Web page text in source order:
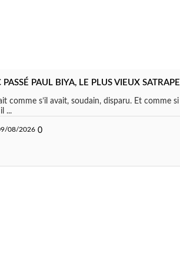
PAUL BIYA, LE PLUS VIEUX SATRAPE
comme s’il avait, soudain, disparu. Et comme si
...
08/2026 0